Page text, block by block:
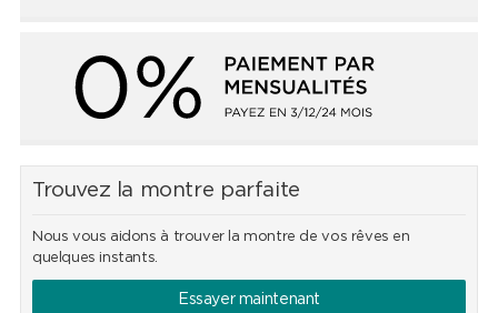
Trouvez la montre parfaite
Nous vous aidons à trouver la montre de vos rêves en
quelques instants.
Essayer maintenant